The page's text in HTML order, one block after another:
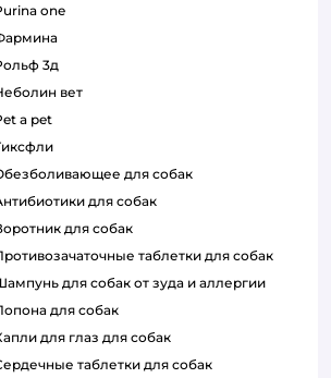
purina one
фармина
рольф 3д
неболин вет
pet a pet
тиксфли
обезболивающее для собак
антибиотики для собак
воротник для собак
противозачаточные таблетки для собак
шампунь для собак от зуда и аллергии
попона для собак
капли для глаз для собак
сердечные таблетки для собак